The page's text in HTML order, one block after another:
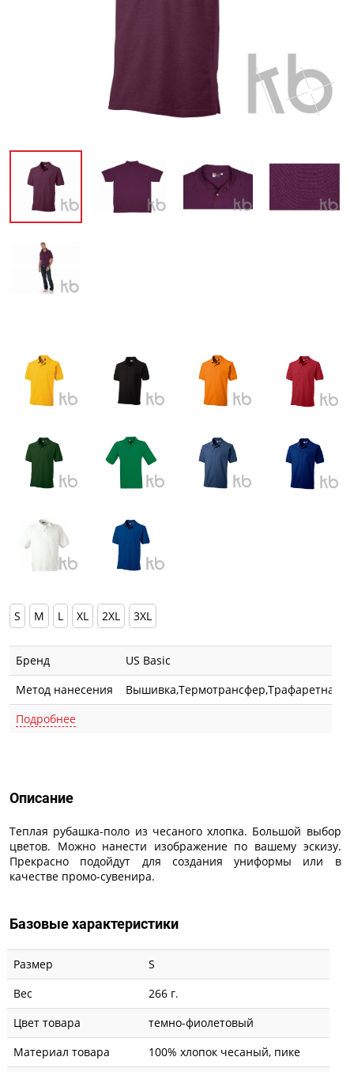
S M L XL 2XL 3XL
Бренд
US Basic
Метод нанесения
Вышивка,Термотрансфер,Трафаретная
Подробнее
Описание
Теплая рубашка-поло из чесаного хлопка. Большой выбор
цветов. Можно нанести изображение по вашему эскизу.
Прекрасно подойдут для создания униформы или в
качестве промо-сувенира.
Базовые характеристики
Размер
S
Вес
266 г.
Цвет товара
темно-фиолетовый
Материал товара
100% хлопок чесаный, пике